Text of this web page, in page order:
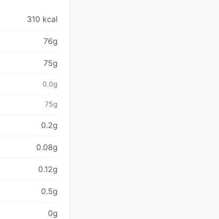
310 kcal
76g
75g
0.0g
75g
0.2g
0.08g
0.12g
0.5g
0g